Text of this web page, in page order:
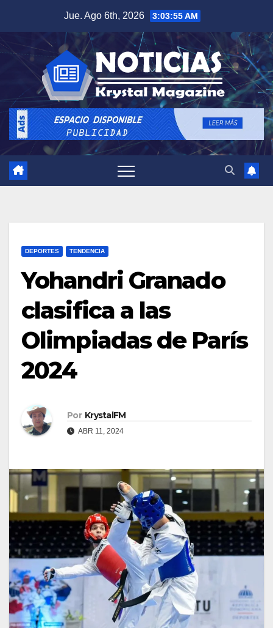
contenido
Jue. Ago 6th, 2026 3:03:56 AM
DEPORTES TENDENCIA
Yohandri Granado
clasifica a las
Olimpiadas de París
2024
Por KrystalFM
ABR 11, 2024